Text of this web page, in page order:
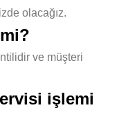
olacağız.
ve müşteri
işlemi